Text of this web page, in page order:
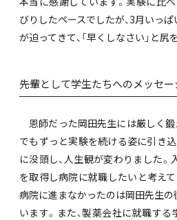
びりしたペースでしたが、3月いっ
が迫ってきて、「早くしなさい」と尻
――先輩として学生たちへのメッセ
恩師だった岡田先生には厳しく
でもずっと実験を続ける姿に引き
に没頭し、人生観が変わりました
を取得し病院に就職したいと考え
病院に進まなかったのは岡田先生
います。また、製薬会社に就職す